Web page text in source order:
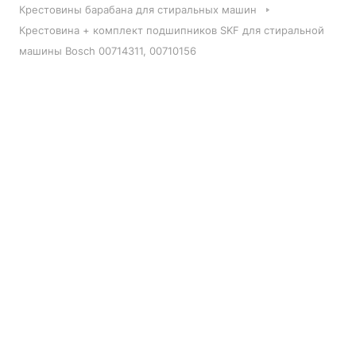
Крестовины барабана для стиральных машин
Крестовина + комплект подшипников SKF для стиральной
машины Bosch 00714311, 00710156